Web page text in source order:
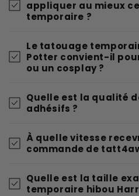
appliquer au mieux
temporaire ?
Le tatouage
Potter convient-il
ou un cosplay ?
Quelle est la qualité
adhésifs ?
À quelle vitesse
commande de
Quelle est la taille
temporaire hibou